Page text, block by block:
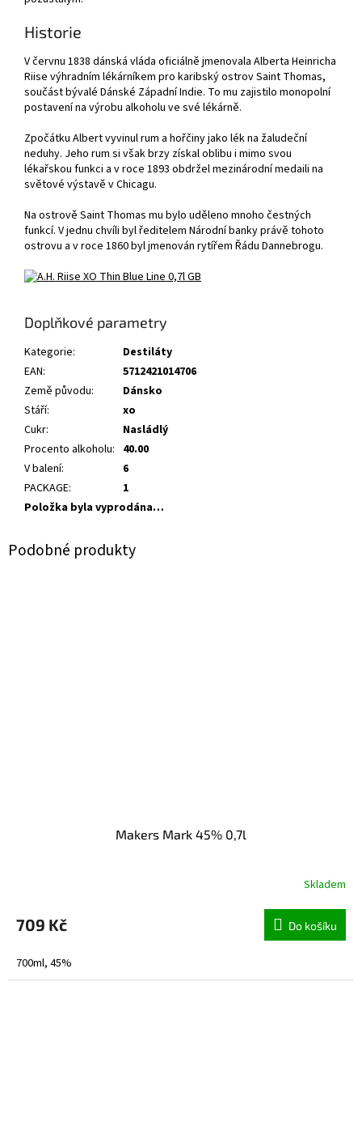
Historie
V červnu 1838 dánská vláda oficiálně jmenovala Alberta Heinricha
Riise výhradním lékárníkem pro karibský ostrov Saint Thomas,
součást bývalé Dánské Západní Indie. To mu zajistilo monopolní
postavení na výrobu alkoholu ve své lékárně.
Zpočátku Albert vyvinul rum a hořčiny jako lék na žaludeční
neduhy. Jeho rum si však brzy získal oblibu i mimo svou
lékařskou funkci a v roce 1893 obdržel mezinárodní medaili na
světové výstavě v Chicagu.
Na ostrově Saint Thomas mu bylo uděleno mnoho čestných
funkcí. V jednu chvíli byl ředitelem Národní banky právě tohoto
ostrovu a v roce 1860 byl jmenován rytířem Řádu Dannebrogu.
Doplňkové parametry
Kategorie:
Destiláty
EAN:
5712421014706
Země původu:
Dánsko
Stáří:
xo
Cukr:
Nasládlý
Procento alkoholu: 40.00
V balení:
6
PACKAGE:
1
Položka byla vyprodána…
Makers Mark 45% 0,7l
Skladem
709 Kč Do košíku
700ml, 45%